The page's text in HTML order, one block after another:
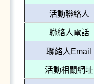
活動聯絡人
聯絡人電話
聯絡人Email
活動相關網址